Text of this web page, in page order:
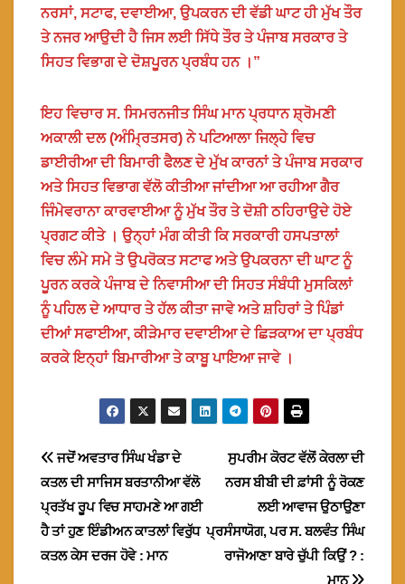
ਨਰਸਾਂ, ਸਟਾਫ, ਦਵਾਈਆ, ਉਪਕਰਨ ਦੀ ਵੱਡੀ ਘਾਟ ਹੀ ਮੁੱਖ ਤੌਰ
ਤੇ ਨਜਰ ਆਉਦੀ ਹੈ ਜਿਸ ਲਈ ਸਿੱਧੇ ਤੌਰ ਤੇ ਪੰਜਾਬ ਸਰਕਾਰ ਤੇ
ਸਿਹਤ ਵਿਭਾਗ ਦੇ ਦੋਸ਼ਪੂਰਨ ਪ੍ਰਬੰਧ ਹਨ ।”
ਇਹ ਵਿਚਾਰ ਸ. ਸਿਮਰਨਜੀਤ ਸਿੰਘ ਮਾਨ ਪ੍ਰਧਾਨ ਸ਼੍ਰੋਮਣੀ
ਅਕਾਲੀ ਦਲ (ਅੰਮ੍ਰਿਤਸਰ) ਨੇ ਪਟਿਆਲਾ ਜਿਲ੍ਹੇ ਵਿਚ
ਡਾਈਰੀਆ ਦੀ ਬਿਮਾਰੀ ਫੈਲਣ ਦੇ ਮੁੱਖ ਕਾਰਨਾਂ ਤੇ ਪੰਜਾਬ ਸਰਕਾਰ
ਅਤੇ ਸਿਹਤ ਵਿਭਾਗ ਵੱਲੋ ਕੀਤੀਆ ਜਾਂਦੀਆ ਆ ਰਹੀਆ ਗੈਰ
ਜਿੰਮੇਵਰਾਨਾ ਕਾਰਵਾਈਆ ਨੂੰ ਮੁੱਖ ਤੌਰ ਤੇ ਦੋਸ਼ੀ ਠਹਿਰਾਉਦੇ ਹੋਏ
ਪ੍ਰਗਟ ਕੀਤੇ । ਉਨ੍ਹਾਂ ਮੰਗ ਕੀਤੀ ਕਿ ਸਰਕਾਰੀ ਹਸਪਤਾਲਾਂ
ਵਿਚ ਲੰਮੇ ਸਮੇ ਤੋ ਉਪਰੋਕਤ ਸਟਾਫ ਅਤੇ ਉਪਕਰਨਾ ਦੀ ਘਾਟ ਨੂੰ
ਪੂਰਨ ਕਰਕੇ ਪੰਜਾਬ ਦੇ ਨਿਵਾਸੀਆ ਦੀ ਸਿਹਤ ਸੰਬੰਧੀ ਮੁਸਕਿਲਾਂ
ਨੂੰ ਪਹਿਲ ਦੇ ਆਧਾਰ ਤੇ ਹੱਲ ਕੀਤਾ ਜਾਵੇ ਅਤੇ ਸ਼ਹਿਰਾਂ ਤੇ ਪਿੰਡਾਂ
ਦੀਆਂ ਸਫਾਈਆ, ਕੀੜੇਮਾਰ ਦਵਾਈਆ ਦੇ ਛਿੜਕਾਅ ਦਾ ਪ੍ਰਬੰਧ
ਕਰਕੇ ਇਨ੍ਹਾਂ ਬਿਮਾਰੀਆ ਤੇ ਕਾਬੂ ਪਾਇਆ ਜਾਵੇ ।
Post
navigation
ਸੁਪਰੀਮ ਕੋਰਟ ਵੱਲੋਂ ਕੇਰਲਾ ਦੀ
ਨਰਸ ਬੀਬੀ ਦੀ ਫ਼ਾਂਸੀ ਨੂੰ ਰੋਕਣ
ਲਈ ਆਵਾਜ ਉਠਾਉਣਾ
ਪ੍ਰਸੰਸਾਯੋਗ, ਪਰ ਸ. ਬਲਵੰਤ ਸਿੰਘ
ਰਾਜੋਆਣਾ ਬਾਰੇ ਚੁੱਪੀ ਕਿਉਂ ? :
ਮਾਨ
ਜਦੋਂ ਅਵਤਾਰ ਸਿੰਘ ਖੰਡਾ ਦੇ
ਕਤਲ ਦੀ ਸਾਜਿਸ ਬਰਤਾਨੀਆ ਵੱਲੋ
ਪ੍ਰਤੱਖ ਰੂਪ ਵਿਚ ਸਾਹਮਣੇ ਆ ਗਈ
ਹੈ ਤਾਂ ਹੁਣ ਇੰਡੀਅਨ ਕਾਤਲਾਂ ਵਿਰੁੱਧ
ਕਤਲ ਕੇਸ ਦਰਜ ਹੋਵੇ : ਮਾਨ